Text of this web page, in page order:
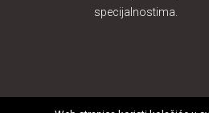
specijalnostima.